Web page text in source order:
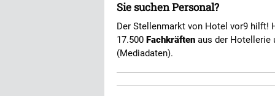
Sie suchen Personal?
Der Stellenmarkt von Hotel vor9 hilft!
17.500 Fachkräften aus der Hotellerie
(Mediadaten).